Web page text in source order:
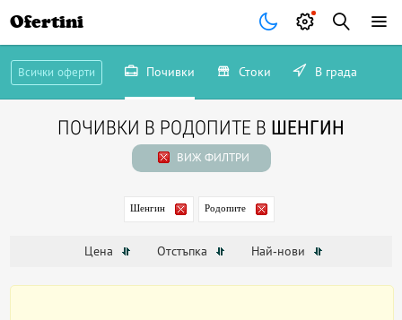
Ofertini
Всички оферти Почивки Стоки В града
ПОЧИВКИ В РОДОПИТЕ В ШЕНГИН
ВИЖ ФИЛТРИ
Шенгин Родопите
Цена Отстъпка Най-нови